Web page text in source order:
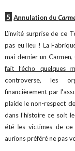
5 Annulation du
L’invité surprise de ce
pas eu lieu ! La
mai dernier un Carmen,
fait l’écho quelques
controverse, les
financièrement par
plaide le non-respect
dans l’histoire ce soit
été les victimes de ce
aurions préféré ne pas